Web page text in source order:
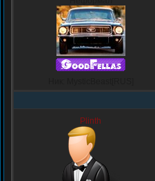
Plinth